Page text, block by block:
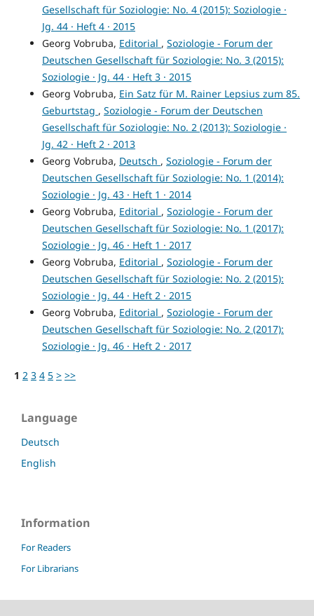
Gesellschaft für Soziologie: No. 4 (2015): Soziologie ·
Jg. 44 · Heft 4 · 2015
Georg Vobruba, Editorial , Soziologie - Forum der
Deutschen Gesellschaft für Soziologie: No. 3 (2015):
Soziologie · Jg. 44 · Heft 3 · 2015
Georg Vobruba, Ein Satz für M. Rainer Lepsius zum 85.
Geburtstag , Soziologie - Forum der Deutschen
Gesellschaft für Soziologie: No. 2 (2013): Soziologie ·
Jg. 42 · Heft 2 · 2013
Georg Vobruba, Deutsch , Soziologie - Forum der
Deutschen Gesellschaft für Soziologie: No. 1 (2014):
Soziologie · Jg. 43 · Heft 1 · 2014
Georg Vobruba, Editorial , Soziologie - Forum der
Deutschen Gesellschaft für Soziologie: No. 1 (2017):
Soziologie · Jg. 46 · Heft 1 · 2017
Georg Vobruba, Editorial , Soziologie - Forum der
Deutschen Gesellschaft für Soziologie: No. 2 (2015):
Soziologie · Jg. 44 · Heft 2 · 2015
Georg Vobruba, Editorial , Soziologie - Forum der
Deutschen Gesellschaft für Soziologie: No. 2 (2017):
Soziologie · Jg. 46 · Heft 2 · 2017
1 2 3 4 5 > >>
Language
Deutsch
English
Information
For Readers
For Librarians